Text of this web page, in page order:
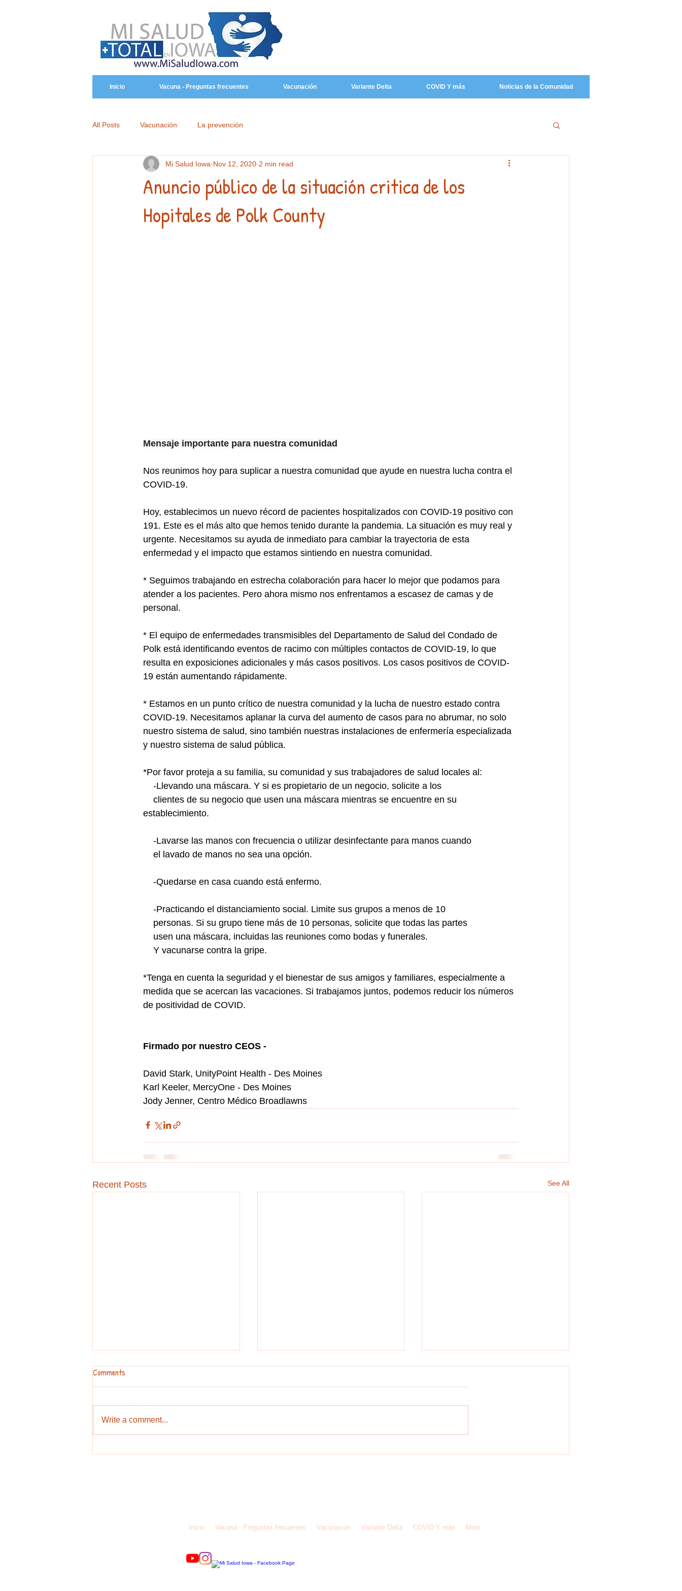
Inicio Vacuna - Preguntas frecuentes Vacunación Variante Delta COVID Y más Noticias de la Comunidad
All Posts Vacunación La prevención
Anuncio público de la situación critica de los
Hopitales de Polk County
Mi Salud Iowa Nov 12, 2020 2 min read
Mensaje importante para nuestra comunidad
Nos reunimos hoy para suplicar a nuestra comunidad que ayude en nuestra lucha contra el
COVID-19.
Hoy, establecimos un nuevo récord de pacientes hospitalizados con COVID-19 positivo con
191. Este es el más alto que hemos tenido durante la pandemia. La situación es muy real y
urgente. Necesitamos su ayuda de inmediato para cambiar la trayectoria de esta
enfermedad y el impacto que estamos sintiendo en nuestra comunidad.
* Seguimos trabajando en estrecha colaboración para hacer lo mejor que podamos para
atender a los pacientes. Pero ahora mismo nos enfrentamos a escasez de camas y de
personal.
* El equipo de enfermedades transmisibles del Departamento de Salud del Condado de
Polk está identificando eventos de racimo con múltiples contactos de COVID-19, lo que
resulta en exposiciones adicionales y más casos positivos. Los casos positivos de COVID-
19 están aumentando rápidamente.
* Estamos en un punto crítico de nuestra comunidad y la lucha de nuestro estado contra
COVID-19. Necesitamos aplanar la curva del aumento de casos para no abrumar, no solo
nuestro sistema de salud, sino también nuestras instalaciones de enfermería especializada
y nuestro sistema de salud pública.
*Por favor proteja a su familia, su comunidad y sus trabajadores de salud locales al:
    -Llevando una máscara. Y si es propietario de un negocio, solicite a los
establecimiento.
    -Lavarse las manos con frecuencia o utilizar desinfectante para manos cuando
    el lavado de manos no sea una opción.
    -Quedarse en casa cuando está enfermo.
    -Practicando el distanciamiento social. Limite sus grupos a menos de 10
    personas. Si su grupo tiene más de 10 personas, solicite que todas las partes
    usen una máscara, incluidas las reuniones como bodas y funerales.
    Y vacunarse contra la gripe.
*Tenga en cuenta la seguridad y el bienestar de sus amigos y familiares, especialmente a
medida que se acercan las vacaciones. Si trabajamos juntos, podemos reducir los números
de positividad de COVID.
Firmado por nuestro CEOS -
David Stark, UnityPoint Health - Des Moines
Karl Keeler, MercyOne - Des Moines
Jody Jenner, Centro Médico Broadlawns
Recent Posts See All
Vacunar contra el COVID-19 es lo
Nuevas recomendaciones de
Vacunación de niños:Preguntas
Comments
Write a comment...
Inicio Vacuna - Preguntas frecuentes Vacunación Variante Delta COVID Y más More